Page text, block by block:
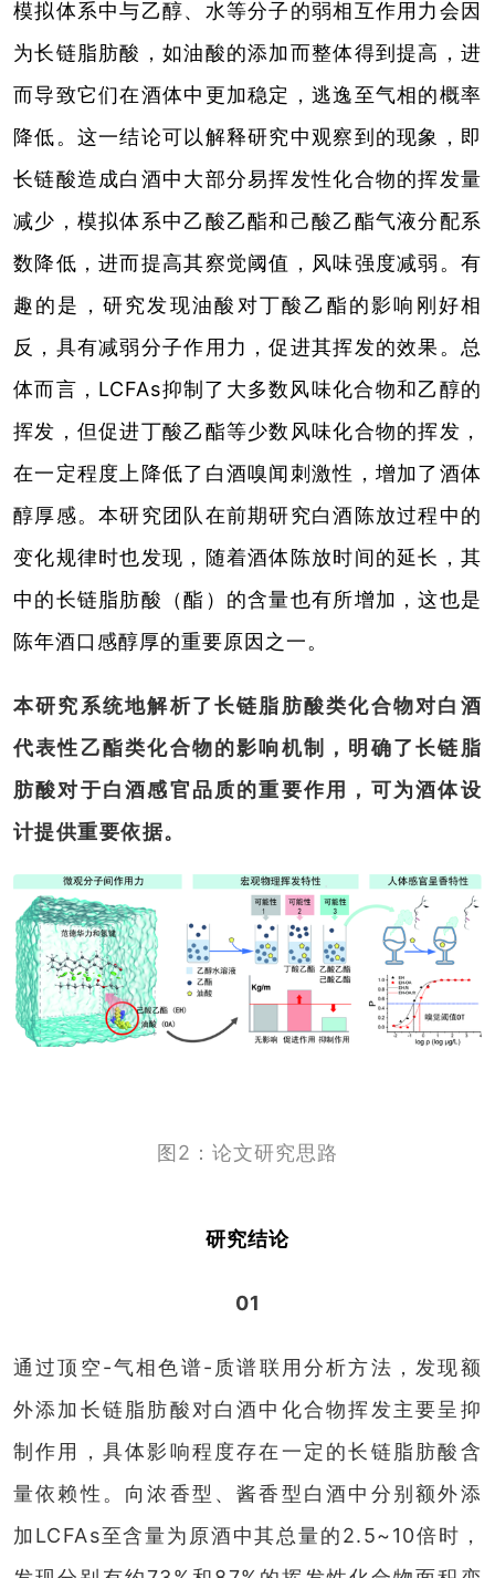
模拟体系中与乙醇、水等分子的弱相互作用力会因
为长链脂肪酸，如油酸的添加而整体得到提高，进
而导致它们在酒体中更加稳定，逃逸至气相的概率
降低。这一结论可以解释研究中观察到的现象，即
长链酸造成白酒中大部分易挥发性化合物的挥发量
减少，模拟体系中乙酸乙酯和己酸乙酯气液分配系
数降低，进而提高其察觉阈值，风味强度减弱。有
趣的是，研究发现油酸对丁酸乙酯的影响刚好相
反，具有减弱分子作用力，促进其挥发的效果。总
体而言，LCFAs抑制了大多数风味化合物和乙醇的
挥发，但促进丁酸乙酯等少数风味化合物的挥发，
在一定程度上降低了白酒嗅闻刺激性，增加了酒体
醇厚感。本研究团队在前期研究白酒陈放过程中的
变化规律时也发现，随着酒体陈放时间的延长，其
中的长链脂肪酸（酯）的含量也有所增加，这也是
陈年酒口感醇厚的重要原因之一。
本研究系统地解析了长链脂肪酸类化合物对白酒
代表性乙酯类化合物的影响机制，明确了长链脂
肪酸对于白酒感官品质的重要作用，可为酒体设
计提供重要依据。
图2：论文研究思路
研究结论
01
通过顶空-气相色谱-质谱联用分析方法，发现额
外添加长链脂肪酸对白酒中化合物挥发主要呈抑
制作用，具体影响程度存在一定的长链脂肪酸含
量依赖性。向浓香型、酱香型白酒中分别额外添
加LCFAs至含量为原酒中其总量的2.5~10倍时，